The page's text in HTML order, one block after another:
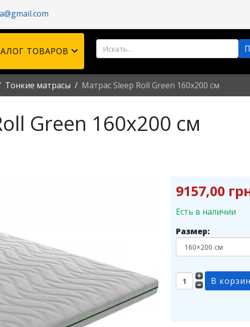
ТОВАРОВ
Тонкие матрасы Матрас Sleep Roll Green 160x200 см
Green 160x200 см
9157,00
Есть в наличии
Размер: